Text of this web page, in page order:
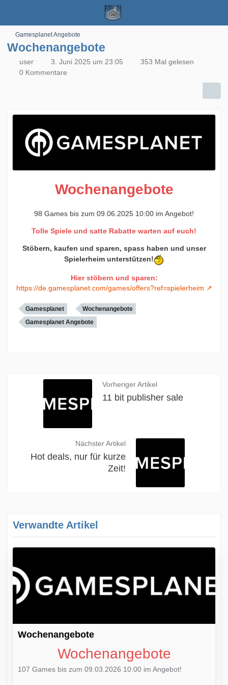
Gamesplanet Angebote
Wochenangebote
user 3. Juni 2025 um 23:05
353 Mal gelesen
0 Kommentare
Wochenangebote
98 Games bis zum 09.06.2025 10:00 im Angebot!
Tolle Spiele und satte Rabatte warten auf euch!
Stöbern, kaufen und sparen, spass haben und unser
Spielerheim unterstützen!
Hier stöbern und sparen:
https://de.gamesplanet.com/games/offers?ref=spielerheim
Gamesplanet
Wochenangebote
Gamesplanet Angebote
Vorheriger Artikel
11 bit publisher sale
Nächster Artikel
Hot deals, nur für kurze
Zeit!
Verwandte Artikel
Wochenangebote
Wochenangebote
107 Games bis zum 09.03.2026 10:00 im Angebot!